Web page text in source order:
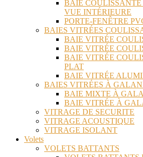
BAIE
VUE INTÉRIEURE
PORTE-FENÊTRE
BAIES VITRÉES
BAIE VITRÉE
BAIE VITRÉE
BAIE VITRÉE
PLAT
BAIE VITRÉE
BAIES VITRÉES À
BAIE MIXTE À
BAIE VITRÉE À
VITRAGE DE SECURITE
VITRAGE ACOUSTIQUE
VITRAGE ISOLANT
Volets
VOLETS BATTANTS